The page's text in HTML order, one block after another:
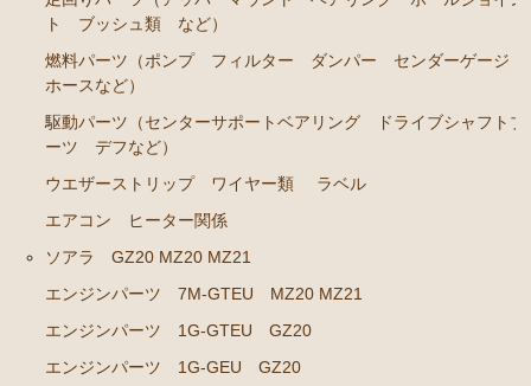
ブレーキパーツ（マスターシリンダー リペアキッ
ト ホース など）
ーズシリンダー オーバーホールキット など）
アーム タイロッドエンド など）
足回りパーツ（アッパーマウント ベアリング ボー
ルジョイント ブッシュ類 など）
燃料パーツ（ポンプ フィルター ダンパー センダ
ーゲージなど）
駆動パーツ（センターサポートベアリング ドライブ
ト ブッシュ類 など）
燃料パーツ（ポンプ フィルター ダンパー センダーゲージ
ホースなど）
駆動パーツ（センターサポートベアリング ドライブシャフトブ
ーツ デフなど）
ウエザーストリップ ワイヤー類
ラベル
エアコン ヒーター関係
ソアラ GZ20 MZ20 MZ21
エンジンパーツ 7M-GTEU MZ20 MZ21
エンジンパーツ 1G-GTEU GZ20
エンジンパーツ 1G-GEU GZ20